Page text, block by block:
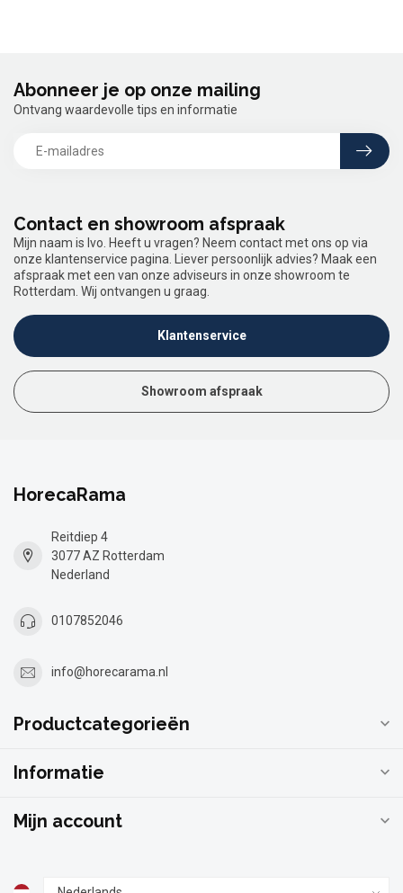
Contact en showroom afspraak
Mijn naam is Ivo. Heeft u vragen? Neem contact met ons op via
onze klantenservice pagina. Liever persoonlijk advies? Maak een
afspraak met een van onze adviseurs in onze showroom te
Rotterdam. Wij ontvangen u graag.
Klantenservice
Showroom afspraak
Abonneer je op onze mailing
Ontvang waardevolle tips en informatie
HorecaRama
Reitdiep 4
3077 AZ Rotterdam
Nederland
0107852046
info@horecarama.nl
Productcategorieën
Informatie
Mijn account